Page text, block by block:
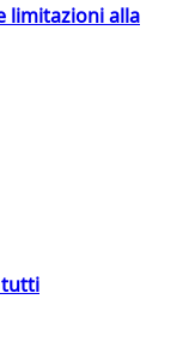
limitazioni alla
tutti